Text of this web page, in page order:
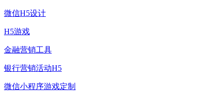
微信H5设计
H5游戏
金融营销工具
银行营销活动H5
微信小程序游戏定制